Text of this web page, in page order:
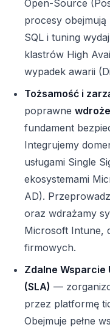
Open-Source
procesy
SQL i tuning
klastrów High
wypadek awarii
Tożsamość i
poprawne
fundament
Integrujemy
usługami Single
ekosystemami
AD).
oraz wdrażamy
Microsoft Intune,
firmowych.
Zdalne Wsparcie
(SLA) —
przez platformę
Obejmuje pełne